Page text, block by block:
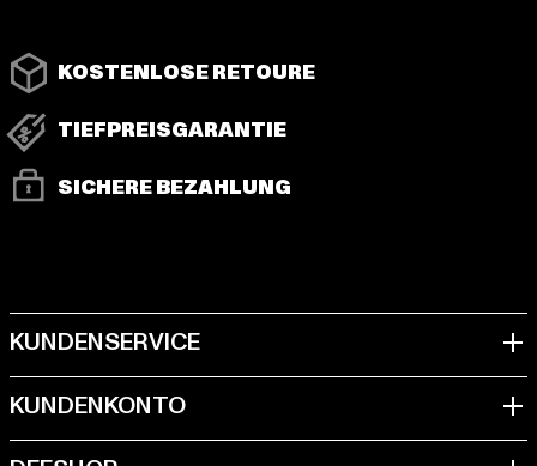
KOSTENLOSE RETOURE
TIEFPREISGARANTIE
SICHERE BEZAHLUNG